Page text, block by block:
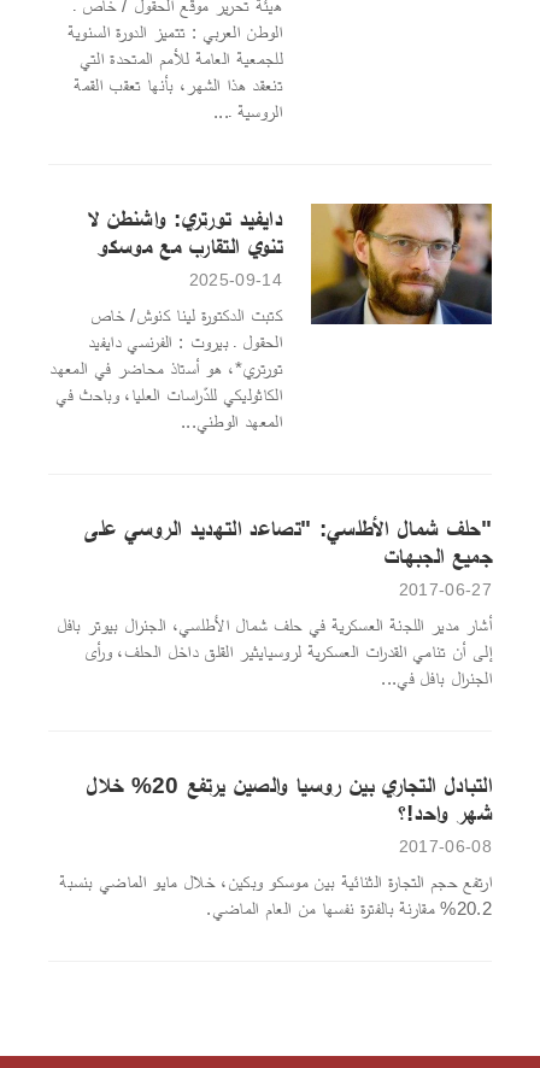
الوطن العربي : تتميز الدورة السنوية
للجمعية العامة للأمم المتحدة التي
تنعقد هذا الشهر، بأنها تعقب القمة
الروسية ـ...
دايفيد تورتري: واشنطن لا
تنوي التقارب مع موسكو
2025-09-14
كتبت الدكتورة لينا كنوش/ خاص
الحقول ـ بيروت : الفرنسي دايفيد
تورتري*، هو أستاذ محاضر في المعهد
الكاثوليكي للدّراسات العليا، وباحث في
المعهد الوطني...
"حلف شمال الأطلسي: "تصاعد التهديد الروسي على
جميع الجبهات
2017-06-27
أشار مدير اللجنة العسكرية في حلف شمال الأطلسي، الجنرال بيوتر بافل
إلى أن تنامي القدرات العسكرية لروسيايثير القلق داخل الحلف، ورأى
الجنرال بافل في...
التبادل التجاري بين روسيا والصين يرتفع 20% خلال
شهر واحد!؟
2017-06-08
ارتفع حجم التجارة الثنائية بين موسكو وبكين، خلال مايو الماضي بنسبة
20.2% مقارنة بالفترة نفسها من العام الماضي.